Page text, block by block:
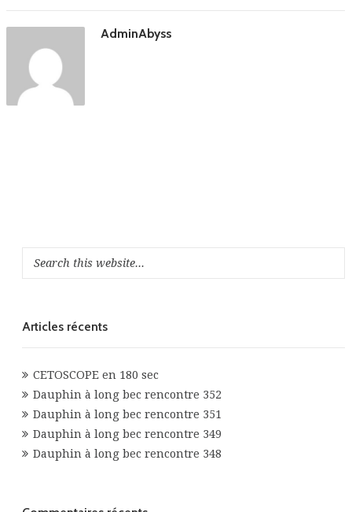
AdminAbyss
Articles récents
CETOSCOPE en 180 sec
Dauphin à long bec rencontre 352
Dauphin à long bec rencontre 351
Dauphin à long bec rencontre 349
Dauphin à long bec rencontre 348